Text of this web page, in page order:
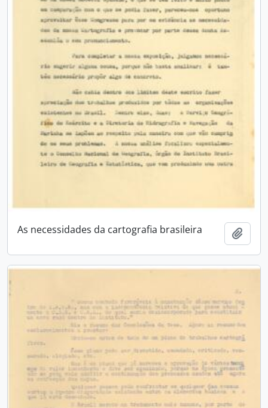
As necessidades da cartografia brasileira